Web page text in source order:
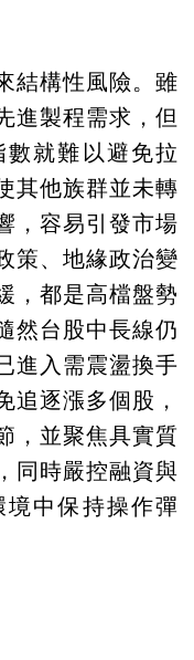
結構性風險。雖
進製程需求，但
就難以避免拉
其他族群並未轉
，容易引發市場
策、地緣政治變
，都是高檔盤勢
然台股中長線仍
進入需震盪換手
追逐漲多個股，
，並聚焦具實質
同時嚴控融資與
中保持操作彈